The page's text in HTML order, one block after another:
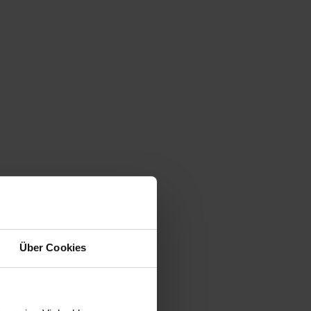
Über Cookies